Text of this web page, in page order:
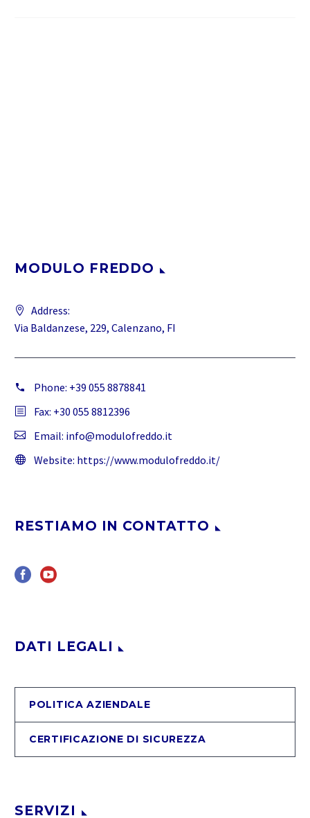
MODULO FREDDO
Address:
Via Baldanzese, 229, Calenzano, FI
Phone: +39 055 8878841
Fax: +30 055 8812396
Email: info@modulofreddo.it
Website: https://www.modulofreddo.it/
RESTIAMO IN CONTATTO
DATI LEGALI
POLITICA AZIENDALE
CERTIFICAZIONE DI SICUREZZA
SERVIZI